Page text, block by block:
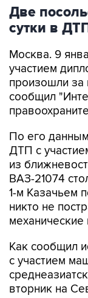
Две
сутки в
Москва. 9
участием
произошли
сообщил
По его
ДТП с
из
ВАЗ-21074
1-м Казачьем
никто не
Как сообщил
с участием
вторник на